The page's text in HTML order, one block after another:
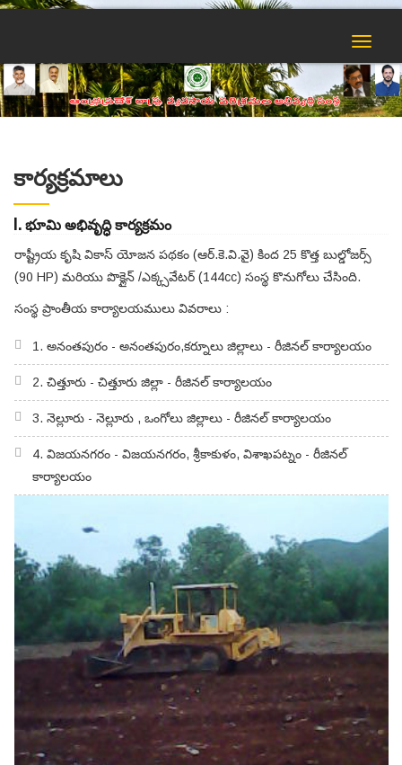
Toggle
కార్యక్రమాలు
I. భూమి అభివృద్ధి కార్యక్రమం
రాష్ట్రీయ కృషి వికాస్ యోజన పథకం (ఆర్.కె.వి.వై) కింద 25 కొత్త బుల్డోజర్స్
(90 HP) మరియు పొక్లైన్ /ఎక్క్సవేటర్ (144cc) సంస్థ కొనుగోలు చేసింది.
సంస్థ ప్రాంతీయ కార్యాలయములు వివరాలు :
1. అనంతపురం - అనంతపురం,కర్నూలు జిల్లాలు - రీజినల్ కార్యాలయం
2. చిత్తూరు - చిత్తూరు జిల్లా - రీజినల్ కార్యాలయం
3. నెల్లూరు - నెల్లూరు , ఒంగోలు జిల్లాలు - రీజినల్ కార్యాలయం
4. విజయనగరం - విజయనగరం, శ్రీకాకుళం, విశాఖపట్నం - రీజినల్
కార్యాలయం